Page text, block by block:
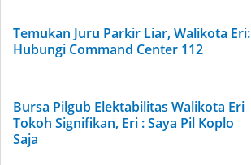
Temukan Juru Parkir Liar, Walikota Eri:
Hubungi Command Center 112
Bursa Pilgub Elektabilitas Walikota Eri
Tokoh Signifikan, Eri : Saya Pil Koplo
Saja